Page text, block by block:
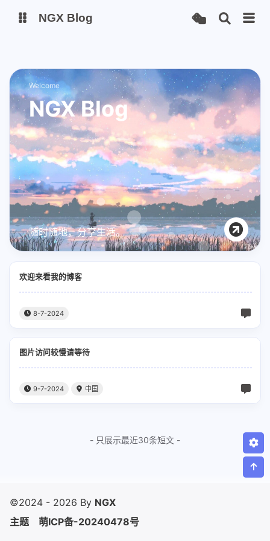
备用链接 Code-Server
NGX Blog
Welcome
NGX Blog
随时随地，分享生活。
欢迎来看我的博客
8-7-2024
图片访问较慢请等待
9-7-2024 中国
- 只展示最近30条短文 -
©2024 - 2026 By NGX
主题
萌ICP备-20240478号